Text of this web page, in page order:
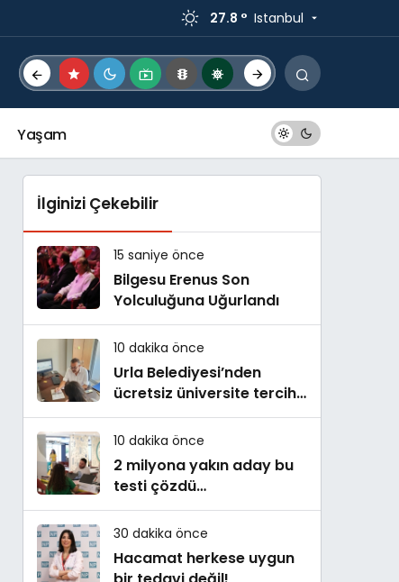
27.8 ° Istanbul
Yaşam
İlginizi Çekebilir
15 saniye önce
Bilgesu Erenus Son
Yolculuğuna Uğurlandı
10 dakika önce
Urla Belediyesi’nden
ücretsiz üniversite tercih
danışmanlığı
10 dakika önce
2 milyona yakın aday bu
testi çözdü…
30 dakika önce
Hacamat herkese uygun